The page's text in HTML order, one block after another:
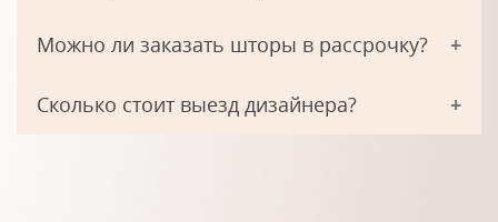
Можно ли заказать шторы в рассрочку?
Сколько стоит выезд дизайнера?